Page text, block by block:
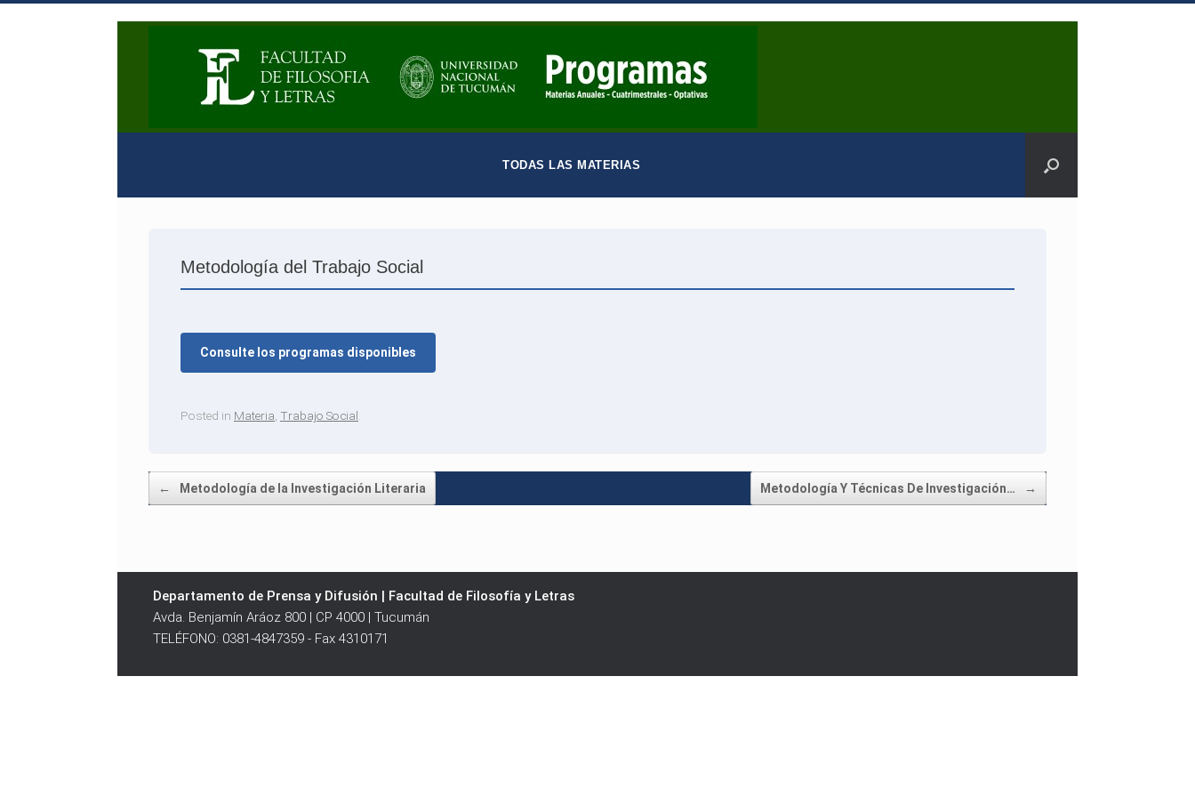
TODAS LAS MATERIAS
Metodología del Trabajo Social
Consulte los programas disponibles
Posted in Materia, Trabajo Social.
Post navigation
← Metodología de la Investigación Literaria Metodología Y Técnicas De Investigación… →
Departamento de Prensa y Difusión | Facultad de Filosofía y Letras
Avda. Benjamín Aráoz 800 | CP 4000 | Tucumán
TELÉFONO: 0381-4847359 - Fax 4310171